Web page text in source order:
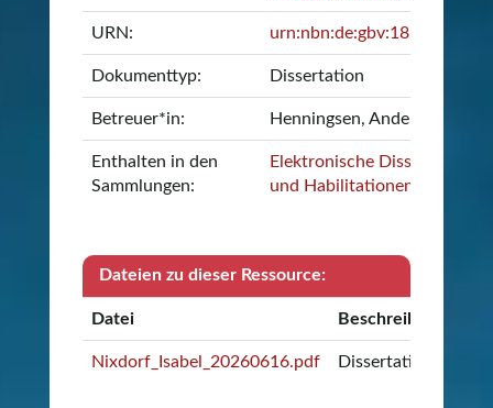
URN: urn:nbn:de:gbv:18-ediss-
Dokumenttyp: Dissertation
Betreuer*in: Henningsen, Anders
Enthalten in den
Sammlungen:
Elektronische Dissertationen
und Habilitationen
Dateien zu dieser Ressource:
Datei Beschreibung
Nixdorf_Isabel_20260616.pdf Dissertation